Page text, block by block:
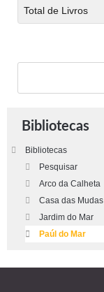
Total de Livros
Bibliotecas
Bibliotecas
Pesquisar
Arco da Calheta
Casa das Mudas
Jardim do Mar
Paúl do Mar